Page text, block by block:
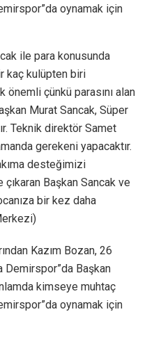
oynamak için
ile para konusunda
kaç kulüpten biri
önemli çünkü parasını alan
Murat Sancak, Süper
Teknik direktör Samet
gerekeni yapacaktır.
desteğimizi
Başkan Sancak ve
bir kez daha
Kazım Bozan, 26
Demirspor”da Başkan
kimseye muhtaç
oynamak için